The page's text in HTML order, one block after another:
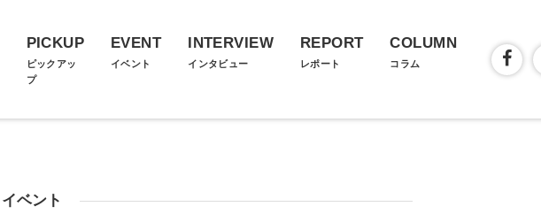
PICKUP
ピックアッ
プ
EVENT
イベント
INTERVIEW
インタビュー
REPORT
レポート
COLUMN
コラム
イベント